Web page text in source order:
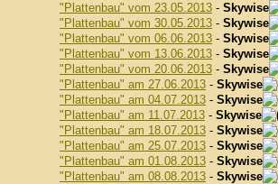
"Plattenbau" vom 23.05.2013 - Skywise
"Plattenbau" vom 30.05.2013 - Skywise
"Plattenbau" vom 06.06.2013 - Skywise
"Plattenbau" vom 13.06.2013 - Skywise
"Plattenbau" vom 20.06.2013 - Skywise
"Plattenbau" am 27.06.2013 - Skywise
"Plattenbau" am 04.07.2013 - Skywise
"Plattenbau" am 11.07.2013 - Skywise
"Plattenbau" am 18.07.2013 - Skywise
"Plattenbau" am 25.07.2013 - Skywise
"Plattenbau" am 01.08.2013 - Skywise
"Plattenbau" am 08.08.2013 - Skywise